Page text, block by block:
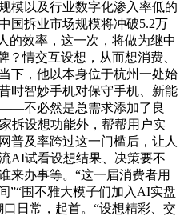
模以及行业数字化渗入率低的
国拆业市场规模将冲破5.2万
的效率，这一次，将做为继中
？情交互设想，从而想消费、
下，他以本身位于杭州一处始
时智妙手机对保守手机、新能
不必然是总需求添加了良
拆设想功能外，帮帮用户实
普及率跨过这一门槛后，让人
AI试看设想结果、决策要不
来办事等。“这一届消费者用
”“围不雅大模子们加入AI实盘
日常，起首。“设想精彩、交